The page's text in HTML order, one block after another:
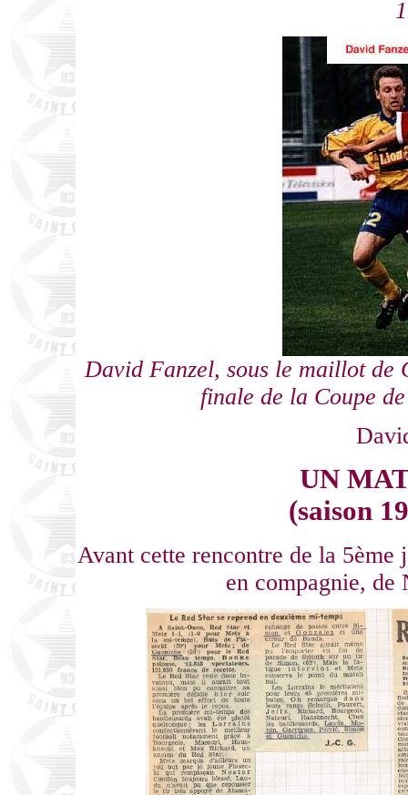
David Fanzel, sous le maillot de
finale de la Coupe
UN
(saison
Avant cette rencontre de la
en compagnie, de